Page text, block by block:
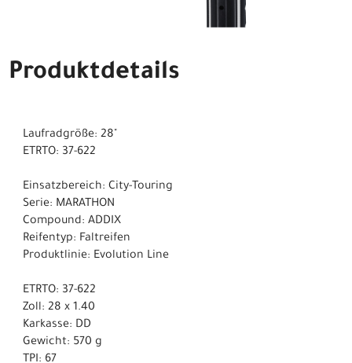
Produktdetails
Laufradgröße: 28"
ETRTO: 37-622
Einsatzbereich: City-Touring
Serie: MARATHON
Compound: ADDIX
Reifentyp: Faltreifen
Produktlinie: Evolution Line
ETRTO: 37-622
Zoll: 28 x 1.40
Karkasse: DD
Gewicht: 570 g
TPI: 67